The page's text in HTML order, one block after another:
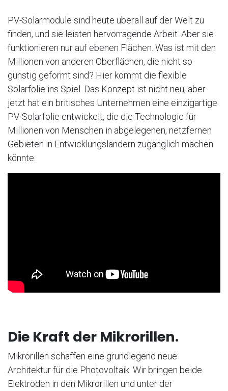
PV-Solarmodule sind heute überall auf der Welt zu
finden, und sie leisten hervorragende Arbeit. Aber sie
funktionieren nur auf ebenen Flächen. Was ist mit den
Millionen von anderen Oberflächen, die nicht so
günstig geformt sind? Hier kommt die flexible
Solarfolie ins Spiel. Das Konzept ist nicht neu, aber
jetzt hat ein britisches Unternehmen eine einzigartige
PV-Solarfolie entwickelt, die die Technologie für
Millionen von Menschen in abgelegenen, netzfernen
Gebieten in Entwicklungsländern zugänglich machen
könnte.
Die Kraft der Mikrorillen.
Mikrorillen schaffen eine grundlegend neue
Architektur für die Photovoltaik. Wir bringen beide
Elektroden in den Mikrorillen und unter der